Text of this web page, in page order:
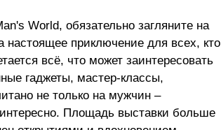
World, обязательно загляните на
приключение для всех, кто
всё, что может заинтересовать
гаджеты, мастер-классы,
не только на мужчин –
Площадь выставки больше